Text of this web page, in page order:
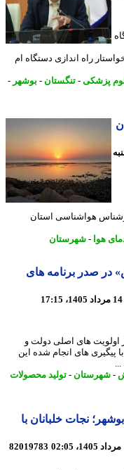
راه اندازی دستگاه ام
-تنگستان-بوشهر-
هواشناسی استان
-شهرستان
صدر برنامه های
های اصلی دولت و
های انجام شده این
-تولید محصولات
بوشهر؛ نجات خلبانان با
82019783